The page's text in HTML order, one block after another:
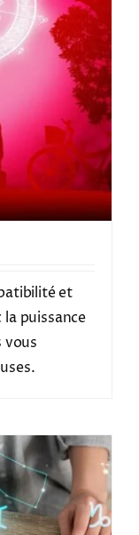
et
puissance
vous